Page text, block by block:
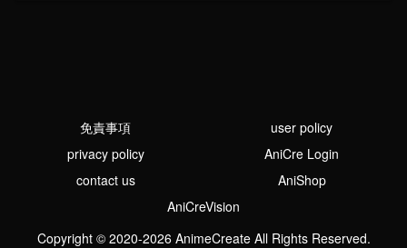
免責事項
user policy
privacy policy
AniCre Login
contact us
AniShop
AniCreVision
Copyright © 2020-2026 AnimeCreate All Rights Reserved.